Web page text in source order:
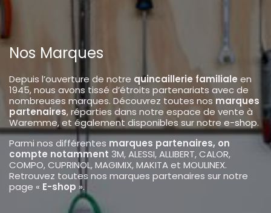
Nos Marques
Depuis l’ouverture de notre quincaillerie familiale en
1945, nous avons tissé d’étroits partenariats avec de
nombreuses marques. Découvrez toutes nos marques
partenaires, réparties dans notre espace de vente à
Waremme, et également disponibles sur notre e-shop.
Parmi nos différentes marques partenaires, on
compte notamment 3M, ALESSI, ALLIBERT, CALOR,
COMPO, CUPRINOL, MAGIMIX, MAKITA et MOULINEX.
Retrouvez toutes nos marques partenaires sur notre
page « E-shop ».